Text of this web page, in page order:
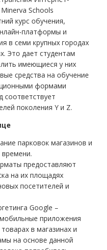
Schools
курс обучения,
платформы и
в семи крупных городах
Это дает студентам
имеющиеся у них
средства на обучение
формами
соответствует
поколения Y и Z.
парковок магазинов и
предоставляют
на их площадях
посетителей и
Google –
приложения
в магазинах и
на основе данной